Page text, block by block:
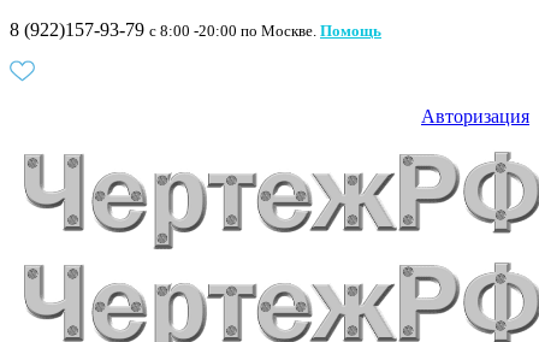
8 (922)157-93-79 c 8:00 -20:00 по Москве. Помощь
Авторизация